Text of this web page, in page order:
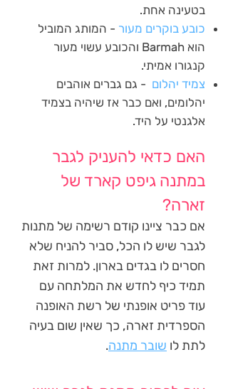
האם כדאי להעניק לגבר
במתנה גיפט קארד של
זארה?
אם כבר ציינו קודם רשימה של מתנות
לגבר שיש לו הכל, סביר להניח שלא
חסרים לו בגדים בארון. למרות זאת
תמיד כיף לחדש את המלתחה עם
עוד פריט אופנתי של רשת האופנה
הספרדית זארה, כך שאין שום בעיה
לתת לו שובר מתנה.
בטעינה אחת.
כובע בוקרים מעור - המותג המוביל
הוא Barmah והכובע עשוי מעור
קנגורו אמיתי.
צמיד יהלום - גם גברים אוהבים
יהלומים, ואם כבר אז שיהיה בצמיד
אלגנטי על היד.